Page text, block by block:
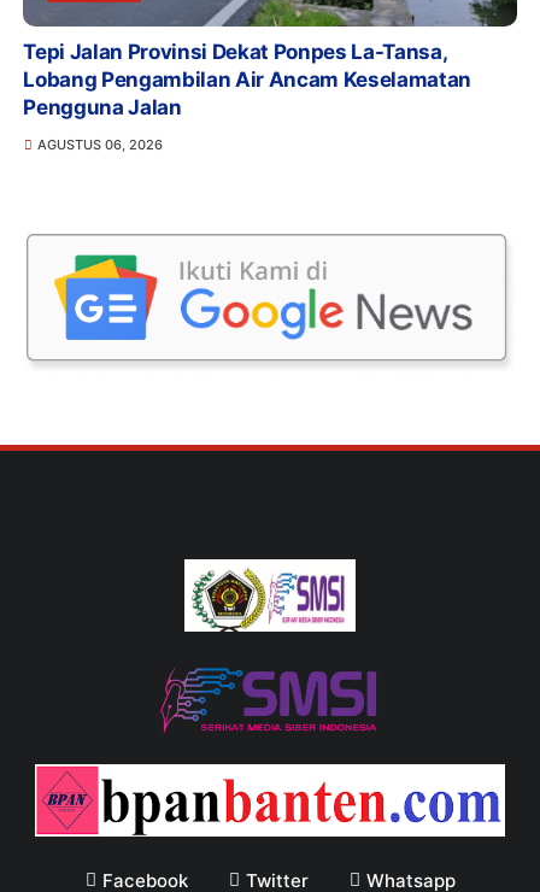
Tepi Jalan Provinsi Dekat Ponpes La-Tansa,
Lobang Pengambilan Air Ancam Keselamatan
Pengguna Jalan
AGUSTUS 06, 2026
Facebook Twitter Whatsapp